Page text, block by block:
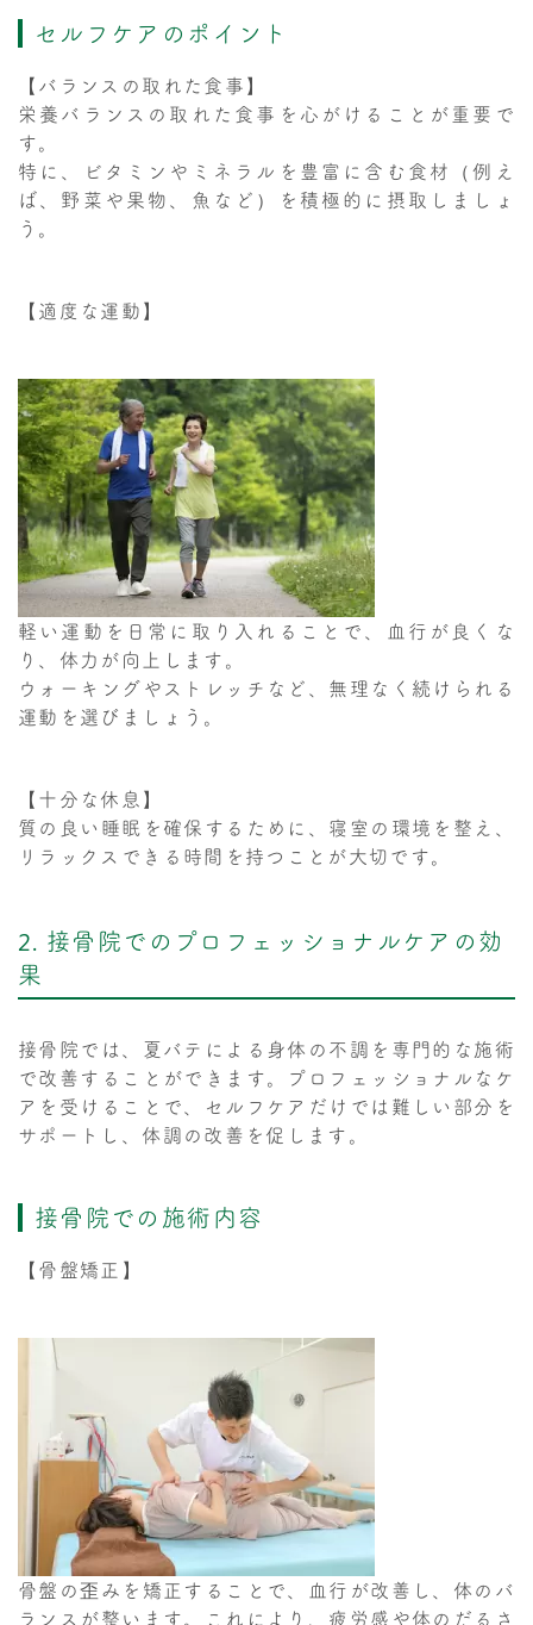
セルフケアのポイント
【バランスの取れた食事】
栄養バランスの取れた食事を心がけることが重要で
す。
特に、ビタミンやミネラルを豊富に含む食材（例え
ば、野菜や果物、魚など）を積極的に摂取しましょ
う。
【適度な運動】
軽い運動を日常に取り入れることで、血行が良くな
り、体力が向上します。
ウォーキングやストレッチなど、無理なく続けられる
運動を選びましょう。
【十分な休息】
質の良い睡眠を確保するために、寝室の環境を整え、
リラックスできる時間を持つことが大切です。
2. 接骨院でのプロフェッショナルケアの効
果
接骨院では、夏バテによる身体の不調を専門的な施術
で改善することができます。プロフェッショナルなケ
アを受けることで、セルフケアだけでは難しい部分を
サポートし、体調の改善を促します。
接骨院での施術内容
【骨盤矯正】
骨盤の歪みを矯正することで、血行が改善し、体のバ
ランスが整います。これにより、疲労感や体のだるさ